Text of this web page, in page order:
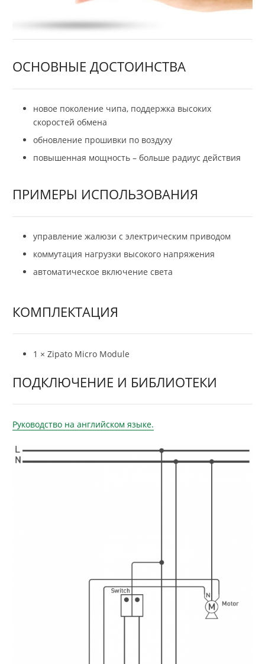
ОСНОВНЫЕ ДОСТОИНСТВА
новое поколение чипа, поддержка высоких
скоростей обмена
обновление прошивки по воздуху
повышенная мощность – больше радиус действия
ПРИМЕРЫ ИСПОЛЬЗОВАНИЯ
управление жалюзи с электрическим приводом
коммутация нагрузки высокого напряжения
автоматическое включение света
КОМПЛЕКТАЦИЯ
1 × Zipato Micro Module
ПОДКЛЮЧЕНИЕ И БИБЛИОТЕКИ
Руководство на английском языке.